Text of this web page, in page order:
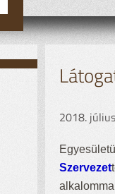
2018.
Szervezet